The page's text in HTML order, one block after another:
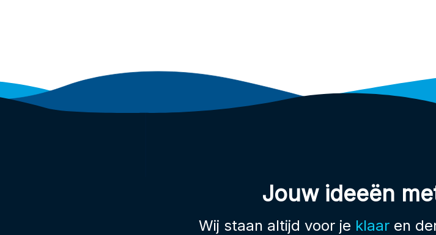
Jouw ideeën
Wij staan altijd voor je klaar en